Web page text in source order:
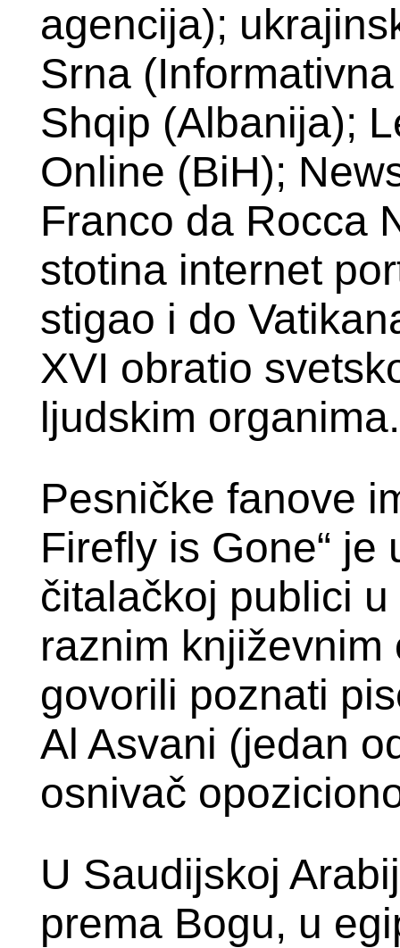
agencija);
Srna
Shqip (Albanija);
Online (BiH);
Franco da Rocca
stotina internet
stigao i do
XVI obratio
ljudskim organima.
Pesničke fanove
Firefly is Gone“
čitalačkoj publici
raznim
govorili poznati
Al Asvani (jedan
osnivač
U Saudijskoj
prema Bogu, u